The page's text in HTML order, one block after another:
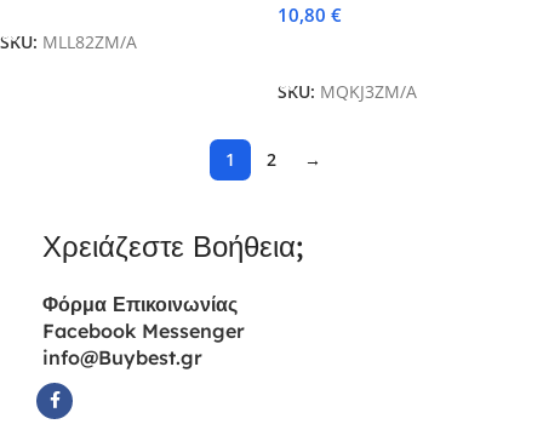
SKU: MLL82ZM/A
10,80 €
SKU: MQKJ3ZM/A
1 2 →
Χρειάζεστε Βοήθεια;
Φόρμα Επικοινωνίας
Facebook Messenger
info@Buybest.gr